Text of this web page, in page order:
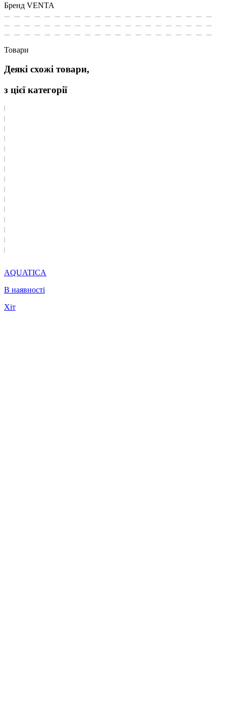
Бренд VENTA
Товари
Деякі схожі товари,
з цієї категорії
AQUATICA
В наявності
Хіт